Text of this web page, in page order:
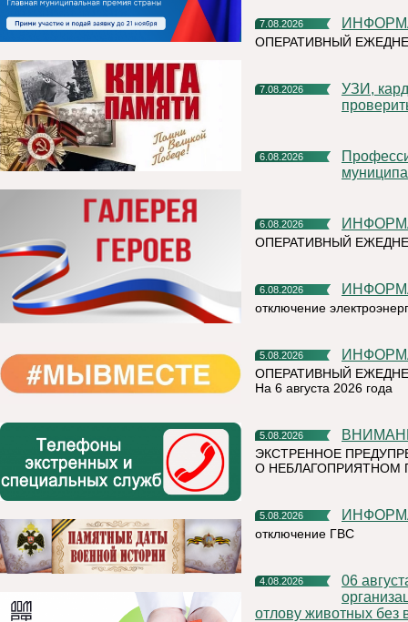
7.08.2026
ОПЕРАТИВНЫЙ
7.08.2026
УЗИ, кардиочек-ап и флюорограф: что можно успеть
6.08.2026
Профессиональное развитие в цифровом университете
6.08.2026
ОПЕРАТИВНЫЙ
6.08.2026
отключение
5.08.2026
ОПЕРАТИВНЫЙ
На 6 августа 2026 года
5.08.2026
ЭКСТРЕННОЕ
О НЕБЛАГОПРИЯТНОМ
5.08.2026
отключение ГВС
4.08.2026
06 августа 2026 года на территории Княжпогостского района,
отлову животных без